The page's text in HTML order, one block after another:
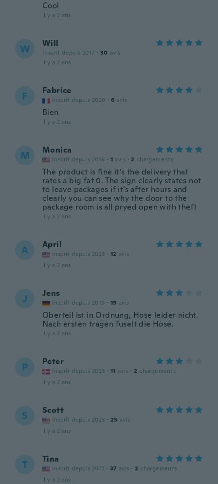
Cool
il y a 2 ans
W Will
Inscrit depuis 2017 · 30 avis
il y a 2 ans
F Fabrice
Inscrit depuis 2020 · 6 avis
Bien
il y a 2 ans
M Monica
Inscrit depuis 2016 · 1 avis · 2 chargements
The product is fine it’s the delivery that
rates a big fat 0. The sign clearly states not
to leave packages if it’s after hours and
clearly you can see why the door to the
package room is all pryed open with theft
il y a 2 ans
A April
Inscrit depuis 2023 · 12 avis
il y a 2 ans
J Jens
Inscrit depuis 2019 · 19 avis
Oberteil ist in Ordnung, Hose leider nicht.
Nach ersten tragen fuselt die Hose.
il y a 2 ans
P Peter
Inscrit depuis 2023 · 11 avis · 2 chargements
il y a 2 ans
S Scott
Inscrit depuis 2023 · 25 avis
il y a 2 ans
T Tina
Inscrit depuis 2021 · 37 avis · 2 chargements
il y a 2 ans